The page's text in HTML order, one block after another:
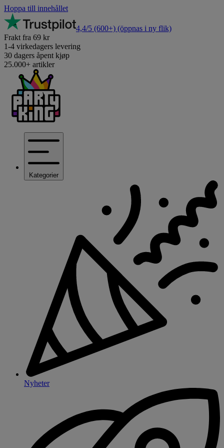
Hoppa till innehållet
4,4/5 (600+) (öppnas i ny flik)
Frakt fra 69 kr
1-4 virkedagers levering
30 dagers åpent kjøp
25.000+ artikler
Kategorier
Nyheter